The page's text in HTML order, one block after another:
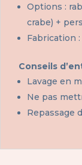
Options :
crabe) +
Fabrication
Conseils
Lavage en
Ne pas
Repassage